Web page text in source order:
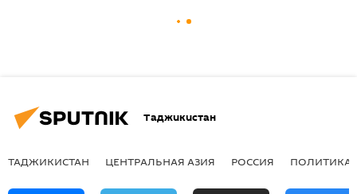
Таджикистан
ТАДЖИКИСТАН ЦЕНТРАЛЬНАЯ АЗИЯ РОССИЯ ПОЛИТИКА